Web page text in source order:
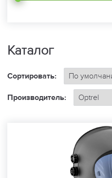
Каталог
Сортировать:
Производитель: